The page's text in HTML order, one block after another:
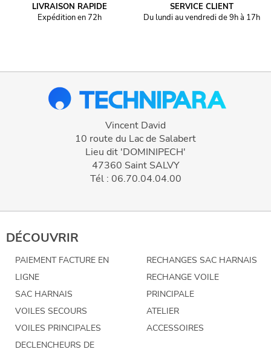
LIVRAISON RAPIDE
Expédition en 72h
SERVICE CLIENT
Du lundi au vendredi de 9h à 17h
Vincent David
10 route du Lac de Salabert
Lieu dit 'DOMINIPECH'
47360 Saint SALVY
Tél : 06.70.04.04.00
DÉCOUVRIR
PAIEMENT FACTURE EN
LIGNE
SAC HARNAIS
VOILES SECOURS
VOILES PRINCIPALES
DECLENCHEURS DE
RECHANGES SAC HARNAIS
RECHANGE VOILE
PRINCIPALE
ATELIER
ACCESSOIRES